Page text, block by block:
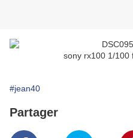
sony rx100 1/100
#jean40
Partager